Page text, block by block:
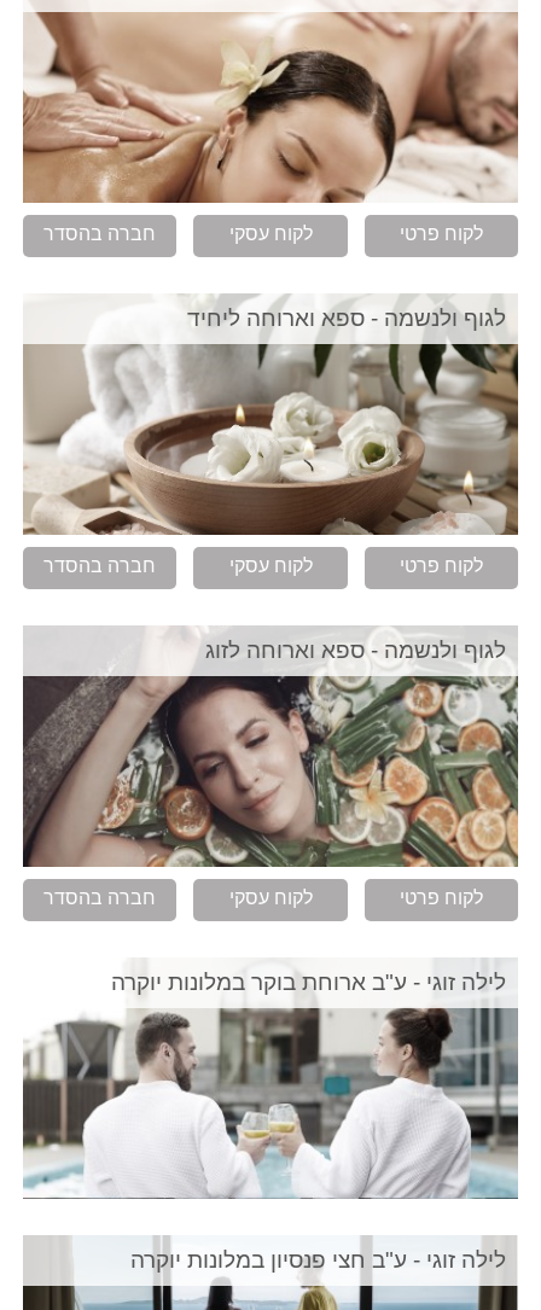
לקוח פרטי לקוח עסקי חברה בהסדר
לגוף ולנשמה - ספא וארוחה ליחיד
לקוח פרטי לקוח עסקי חברה בהסדר
לגוף ולנשמה - ספא וארוחה לזוג
לקוח פרטי לקוח עסקי חברה בהסדר
לילה זוגי - ע"ב ארוחת בוקר במלונות יוקרה
לילה זוגי - ע"ב חצי פנסיון במלונות יוקרה